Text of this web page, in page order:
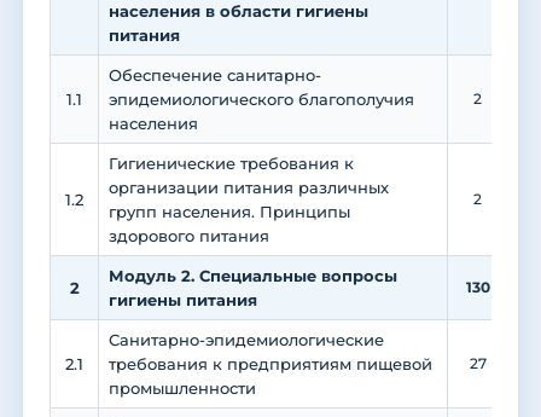
населения в области гигиены
питания
1.1
Обеспечение санитарно-
эпидемиологического благополучия
населения
2
1.2
Гигиенические требования к
организации питания различных
групп населения. Принципы
здорового питания
2
2
Модуль 2. Специальные вопросы
гигиены питания
130
2.1
Санитарно-эпидемиологические
требования к предприятиям пищевой
промышленности
27